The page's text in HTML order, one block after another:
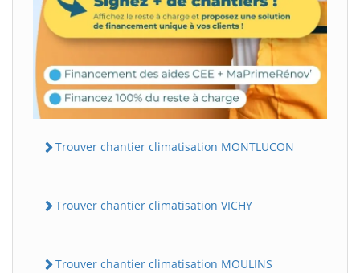
Trouver chantier climatisation MONTLUCON
Trouver chantier climatisation VICHY
Trouver chantier climatisation MOULINS